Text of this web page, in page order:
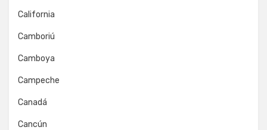
California
Camboriú
Camboya
Campeche
Canadá
Cancún